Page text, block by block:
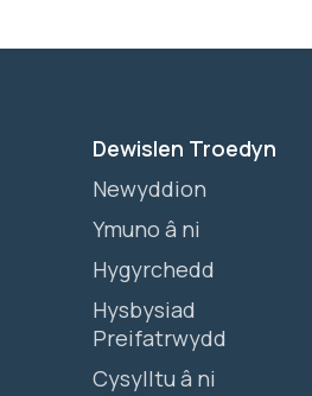
Dewislen Troedyn
Newyddion
Ymuno â ni
Hygyrchedd
Hysbysiad
Preifatrwydd
Cysylltu â ni